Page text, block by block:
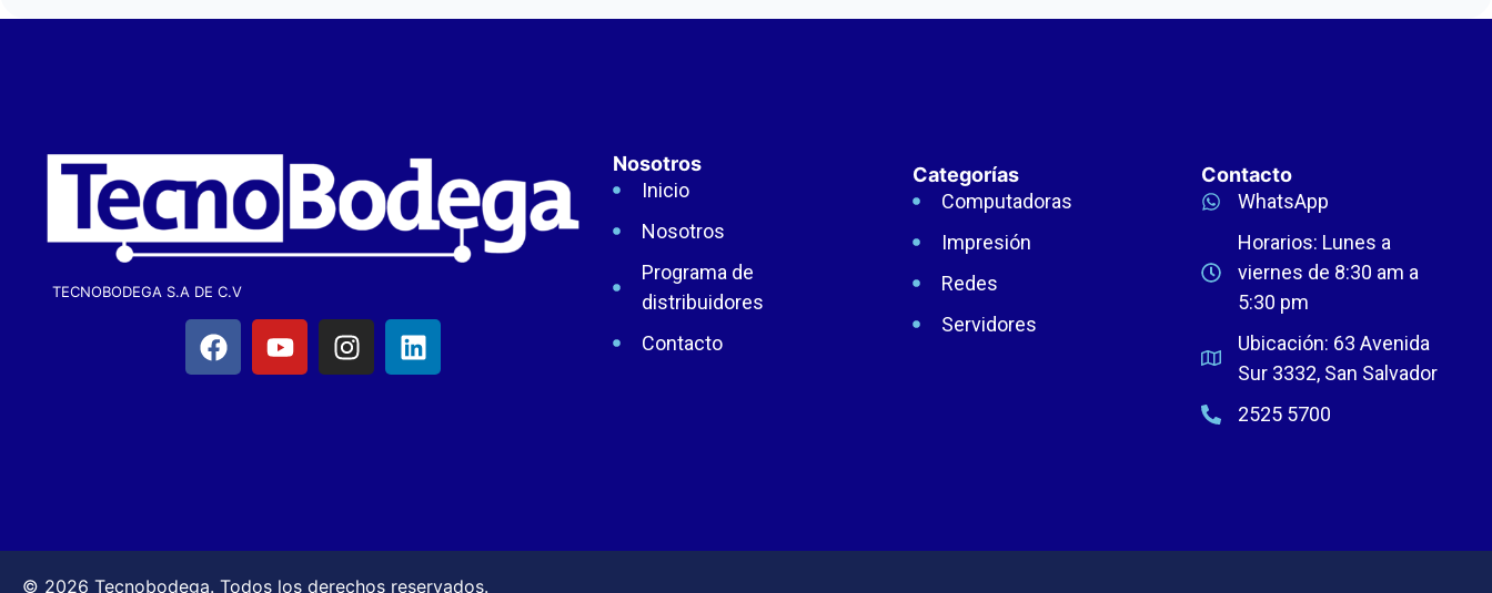
TECNOBODEGA S.A DE C.V
Nosotros
Inicio
Nosotros
Programa de
distribuidores
Contacto
Categorías
Computadoras
Impresión
Redes
Servidores
Contacto
WhatsApp
Horarios: Lunes a
viernes de 8:30 am a
5:30 pm
Ubicación: 63 Avenida
Sur 3332, San Salvador
2525 5700
© 2026 Tecnobodega. Todos los derechos reservados.